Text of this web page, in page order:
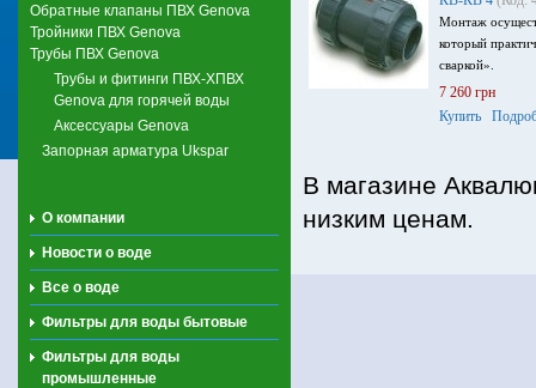
Обратные клапаны ПВХ Genova
Тройники ПВХ Genova
Трубы ПВХ Genova
Трубы и фитинги ПВХ-ХПВХ
Genova для горячей воды
Аксессуары Genova
Запорная арматура Ukspar
О компании
Новости о воде
Все о воде
Фильтры для воды бытовые
Фильтры для воды
промышленные
Монтаж
который
сваркой».
7 260 грн
Купить
В магазине
низким ценам.